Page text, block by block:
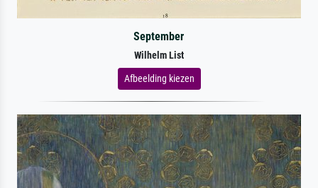
September
Wilhelm List
Afbeelding kiezen